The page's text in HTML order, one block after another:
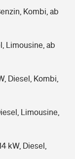
Kombi, ab
Limousine, ab
Diesel, Kombi,
Limousine,
kW, Diesel,